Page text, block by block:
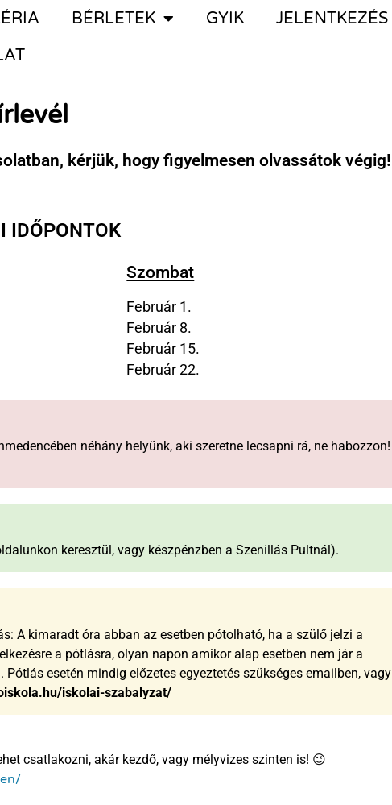
BÉRLETEK GYIK
JELENTKEZÉS
kérjük, hogy figyelmesen olvassátok végig!
IDŐPONTOK
Szombat
Február 1.
Február 8.
Február 15.
Február 22.
néhány helyünk, aki szeretne lecsapni rá, ne habozzon!
keresztül, vagy készpénzben a Szenillás Pultnál).
A kimaradt óra abban az esetben pótolható, ha a szülő jelzi a
a pótlásra, olyan napon amikor alap esetben nem jár a
esetén mindig előzetes egyeztetés szükséges emailben, vagy
iskolai-szabalyzat/
csatlakozni, akár kezdő, vagy mélyvizes szinten is! 😉